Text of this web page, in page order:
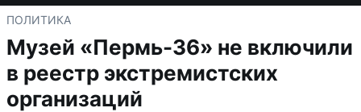
ПОЛИТИКА
Музей «Пермь-36» не включили
в реестр экстремистских
организаций